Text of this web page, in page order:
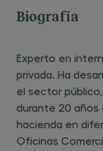
Biografía
Experto en
privada. Ha
el sector
durante 20 años
hacienda en
Oficinas